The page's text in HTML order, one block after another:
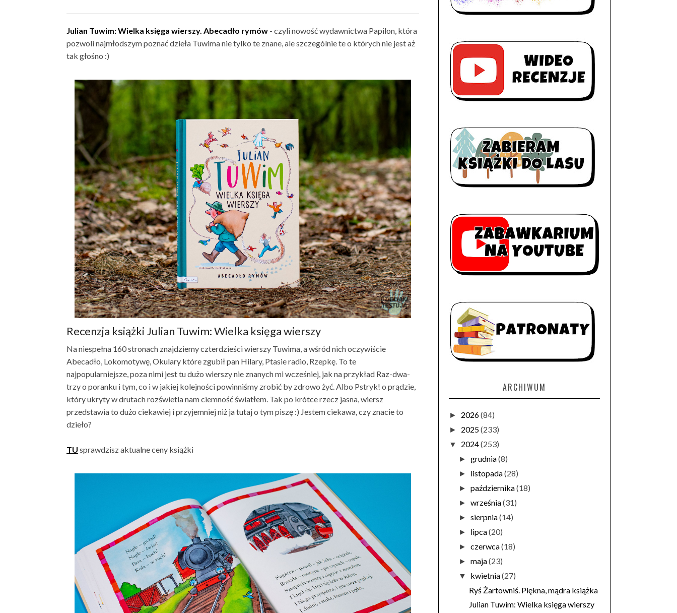
Julian Tuwim: Wielka księga wierszy. Abecadło rymów - czyli nowość wydawnictwa Papilon, która
pozwoli najmłodszym poznać dzieła Tuwima nie tylko te znane, ale szczególnie te o których nie jest aż
tak głośno :)
Recenzja książki Julian Tuwim: Wielka księga wierszy
Na niespełna 160 stronach znajdziemy czterdzieści wierszy Tuwima, a wśród nich oczywiście
Abecadło, Lokomotywę, Okulary które zgubił pan Hilary, Ptasie radio, Rzepkę. To te
najpopularniejsze, poza nimi jest tu dużo wierszy nie znanych mi wcześniej, jak na przykład Raz-dwa-
trzy o poranku i tym, co i w jakiej kolejności powinniśmy zrobić by zdrowo żyć. Albo Pstryk! o prądzie,
który ukryty w drutach rozświetla nam ciemność światłem. Tak po krótce rzecz jasna, wiersz
przedstawia to dużo ciekawiej i przyjemniej niż ja tutaj o tym piszę :) Jestem ciekawa, czy znacie to
dzieło?
TU sprawdzisz aktualne ceny książki
ARCHIWUM
► 2026(84)
► 2025(233)
▼ 2024(253)
►grudnia(8)
► listopada(28)
►października(18)
►września(31)
►sierpnia(14)
► lipca(20)
►czerwca(18)
►maja(23)
▼ kwietnia(27)
Ryś Żartowniś. Piękna, mądra książka
Julian Tuwim: Wielka księga wierszy